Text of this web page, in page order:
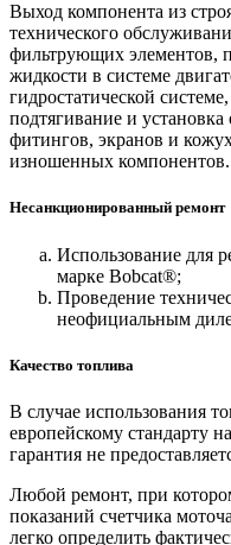
Выход компонента из
технического
фильтрующих элементов,
жидкости в системе
гидростатической
подтягивание и
фитингов, экранов и
изношенных компонентов.
Несанкционированный ремонт
Использование для
марке Bobcat®;
Проведение
неофициальным
Качество топлива
В случае использования
европейскому стандарту
гарантия не
Любой ремонт, при
показаний счетчика
легко определить